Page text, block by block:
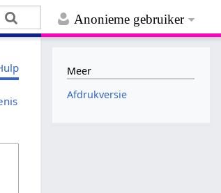
Anonieme gebruiker
Meer
Afdrukversie